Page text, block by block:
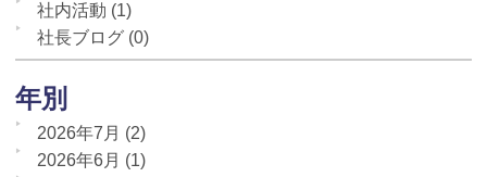
社内活動 (1)
社長ブログ (0)
年別
2026年7月 (2)
2026年6月 (1)